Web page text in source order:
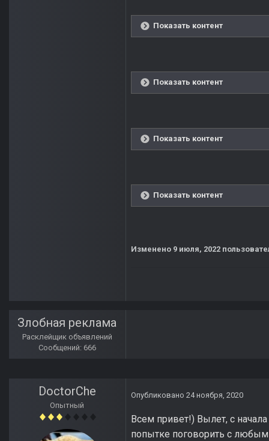
Показать контент
Показать контент
Показать контент
Показать контент
Изменено 9 июля, 2022
Злобная реклама
Расклейщик объявлений
Сообщений: 666
DoctorChe
Опытный
Опубликовано 24 ноября, 2020
Всем привет!) Вылет, с
попытке поговорить с